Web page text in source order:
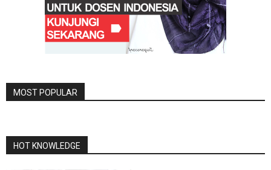
MOST POPULAR
HOT KNOWLEDGE